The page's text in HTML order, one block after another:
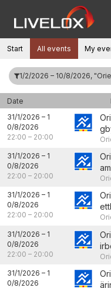
Start All events My
1/2/2026 – 10/8/2026,
Date
31/1/2026 – 1
0/8/2026
22:00 – 20:00
31/1/2026 – 1
0/8/2026
22:00 – 20:00
31/1/2026 – 1
0/8/2026
22:00 – 20:00
31/1/2026 – 1
0/8/2026
22:00 – 20:00
31/1/2026 – 1
0/8/2026